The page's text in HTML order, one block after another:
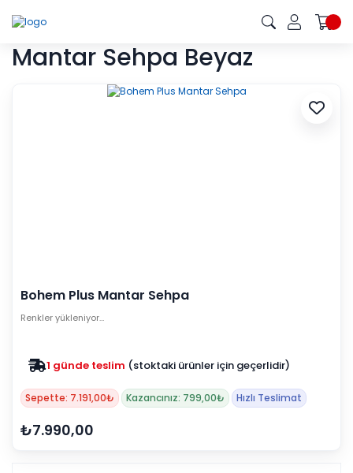
Mantar Sehpa Beyaz
Bohem Plus Mantar Sehpa
Renkler yükleniyor…
1 günde teslim (stoktaki ürünler için geçerlidir)
Sepette: 7.191,00₺ Kazancınız: 799,00₺ Hızlı Teslimat
₺7.990,00